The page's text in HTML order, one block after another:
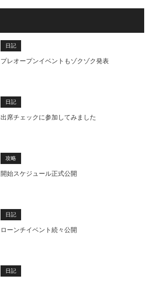
日記
プレオープンイベントもゾクゾク発表
日記
出席チェックに参加してみました
攻略
開始スケジュール正式公開
日記
ローンチイベント続々公開
日記